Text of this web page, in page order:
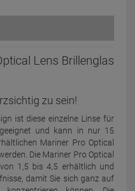
Lens Brillenglas
zu sein!
ist diese einzelne Linse für
und kann in nur 15
Mariner Pro Optical
Die Mariner Pro Optical
1,5 bis 4,5 erhältlich und
damit Sie sich ganz auf